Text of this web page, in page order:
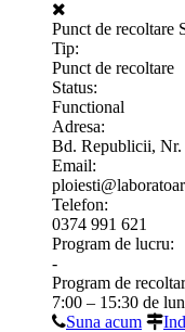
Punct de recoltare
Tip:
Punct de recoltare
Status:
Functional
Adresa:
Bd. Republicii, Nr.
Email:
Telefon:
0374 991 621
Program de lucru:
-
Program de
7:00 – 15:30 de
Suna acum